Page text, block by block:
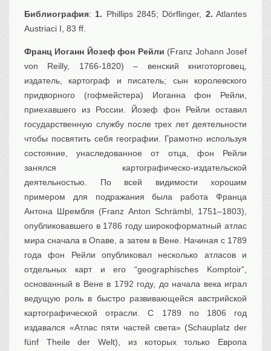
Библиография: 1. Phillips 2845; Dörflinger, 2. Atlantes
Austriaci I, 83 ff.
Франц Иоганн Йозеф фон Рейли (Franz Johann Josef
von Reilly, 1766-1820) – венский книготорговец,
издатель, картограф и писатель; сын королевского
придворного (гофмейстера) Иоганна фон Рейли,
приехавшего из России. Йозеф фон Рейли оставил
государственную службу после трех лет деятельности
чтобы посвятить себя географии. Грамотно используя
состояние, унаследованное от отца, фон Рейли
занялся картографическо-издательской
деятельностью. По всей видимости хорошим
примером для подражания была работа Франца
Антона Шрембля (Franz Anton Schrämbl, 1751–1803),
опубликовавшего в 1786 году широкоформатный атлас
мира сначала в Опаве, а затем в Вене. Начиная с 1789
года фон Рейли опубликовал несколько атласов и
отдельных карт и его “geographisches Komptoir”,
основанный в Вене в 1792 году, до начала века играл
ведущую роль в быстро развивающейся австрийской
картографической отрасли. С 1789 по 1806 год
издавался «Атлас пяти частей света» (Schauplatz der
fünf Theile der Welt), из которых только Европа